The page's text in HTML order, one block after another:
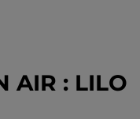
AIR : LILO